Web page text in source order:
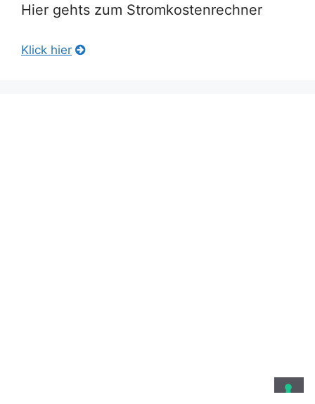
Hier gehts zum Stromkostenrechner
Klick hier